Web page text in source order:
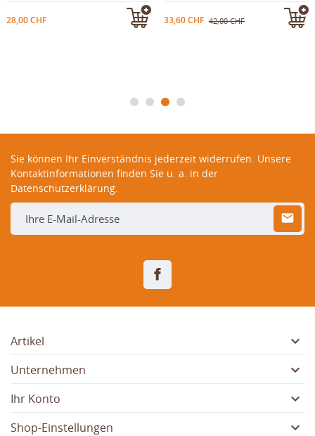
28,00 CHF 33,60 CHF 42,00 CHF
Sie können Ihr Einverständnis jederzeit widerrufen. Unsere
Kontaktinformationen finden Sie u. a. in der
Datenschutzerklärung.
Facebook
Artikel 
Unternehmen 
Ihr Konto 
Shop-Einstellungen 